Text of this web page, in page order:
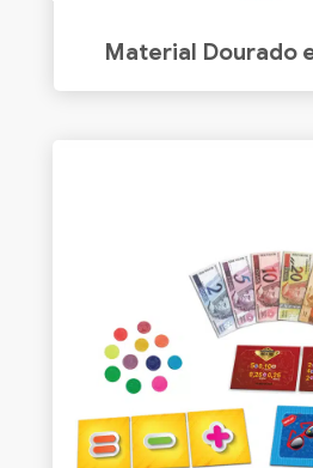
Material Dourado